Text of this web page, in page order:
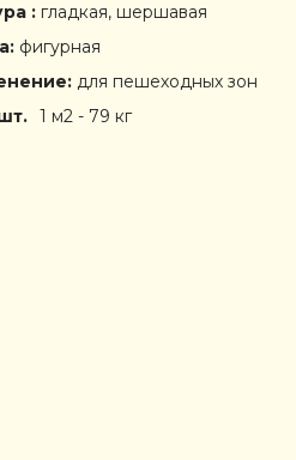
: гладкая, шершавая
фигурная
для пешеходных зон
1 м2 - 79 кг